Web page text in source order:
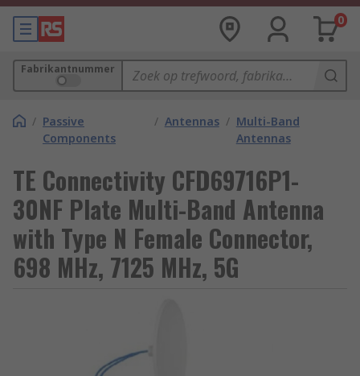
0
Fabrikantnummer
/ Passive
Components
/ Antennas / Multi-Band
Antennas
TE Connectivity CFD69716P1-
30NF Plate Multi-Band Antenna
with Type N Female Connector,
698 MHz, 7125 MHz, 5G